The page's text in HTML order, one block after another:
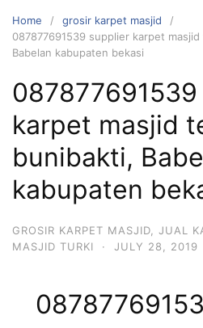
Home
grosir karpet masjid
087877691539 supplier karpet
Babelan kabupaten bekasi
karpet masjid
bunibakti,
kabupaten
GROSIR KARPET MASJID JUAL
MASJID TURKI
· JULY 28, 2019